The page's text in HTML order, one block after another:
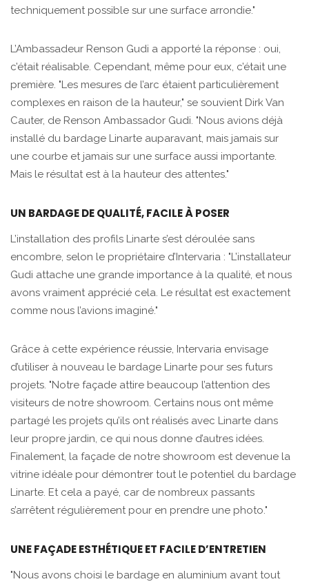
techniquement possible sur une surface arrondie."
L’Ambassadeur Renson Gudi a apporté la réponse : oui,
c’était réalisable. Cependant, même pour eux, c’était une
première. "Les mesures de l’arc étaient particulièrement
complexes en raison de la hauteur," se souvient Dirk Van
Cauter, de Renson Ambassador Gudi. "Nous avions déjà
installé du bardage Linarte auparavant, mais jamais sur
une courbe et jamais sur une surface aussi importante.
Mais le résultat est à la hauteur des attentes."
UN BARDAGE DE QUALITÉ, FACILE À POSER
L’installation des profils Linarte s’est déroulée sans
encombre, selon le propriétaire d’Intervaria : "L’installateur
Gudi attache une grande importance à la qualité, et nous
avons vraiment apprécié cela. Le résultat est exactement
comme nous l’avions imaginé."
Grâce à cette expérience réussie, Intervaria envisage
d’utiliser à nouveau le bardage Linarte pour ses futurs
projets. "Notre façade attire beaucoup l’attention des
visiteurs de notre showroom. Certains nous ont même
partagé les projets qu’ils ont réalisés avec Linarte dans
leur propre jardin, ce qui nous donne d’autres idées.
Finalement, la façade de notre showroom est devenue la
vitrine idéale pour démontrer tout le potentiel du bardage
Linarte. Et cela a payé, car de nombreux passants
s’arrêtent régulièrement pour en prendre une photo."
UNE FAÇADE ESTHÉTIQUE ET FACILE D’ENTRETIEN
"Nous avons choisi le bardage en aluminium avant tout